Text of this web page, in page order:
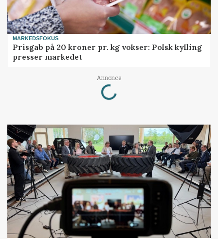
MARKEDSFOKUS
Prisgab på 20 kroner pr. kg vokser: Polsk kylling
presser markedet
Annonce
Loading...